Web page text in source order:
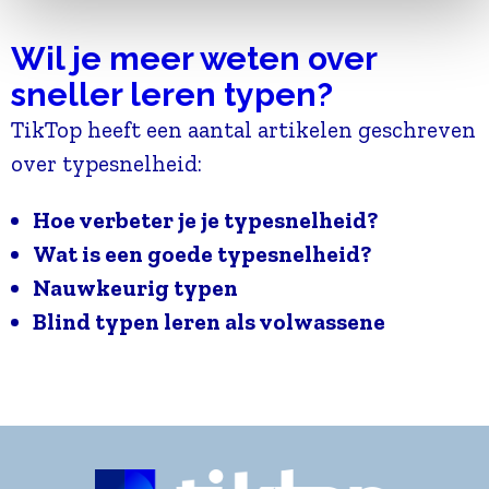
Wil je meer weten over
sneller leren typen?
TikTop heeft een aantal artikelen geschreven
over typesnelheid:
Hoe verbeter je je typesnelheid?
Wat is een goede typesnelheid?
Nauwkeurig typen
Blind typen leren als volwassene